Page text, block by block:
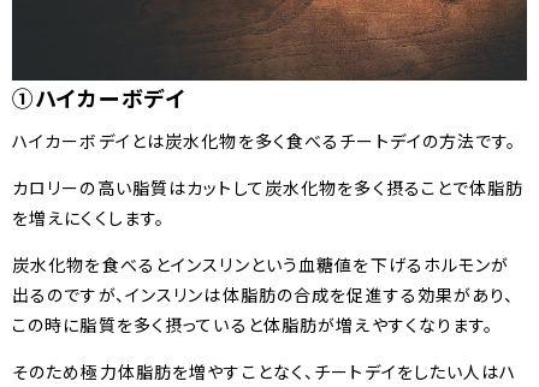
①ハイカーボデイ
ハイカーボデイとは炭水化物を多く食べるチートデイの方法です。
カロリーの高い脂質はカットして炭水化物を多く摂ることで体脂肪
を増えにくくします。
炭水化物を食べるとインスリンという血糖値を下げるホルモンが
出るのですが、インスリンは体脂肪の合成を促進する効果があり、
この時に脂質を多く摂っていると体脂肪が増えやすくなります。
そのため極力体脂肪を増やすことなく、チートデイをしたい人はハ